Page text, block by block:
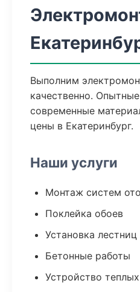
Выполним
качественно.
современные
цены в Екатеринбург.
Наши услуги
Монтаж систем
Поклейка обоев
Установка лестниц
Бетонные работы
Устройство